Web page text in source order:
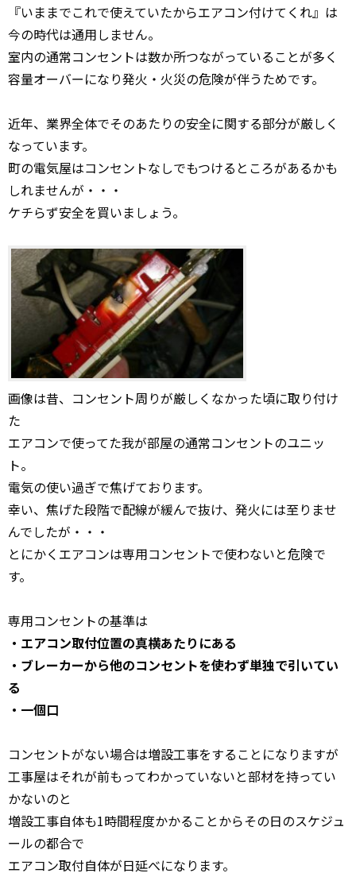
『いままでこれで使えていたからエアコン付けてくれ』は
今の時代は通用しません。
室内の通常コンセントは数か所つながっていることが多く
容量オーバーになり発火・火災の危険が伴うためです。
近年、業界全体でそのあたりの安全に関する部分が厳しく
なっています。
町の電気屋はコンセントなしでもつけるところがあるかも
しれませんが・・・
ケチらず安全を買いましょう。
画像は昔、コンセント周りが厳しくなかった頃に取り付け
た
エアコンで使ってた我が部屋の通常コンセントのユニッ
ト。
電気の使い過ぎで焦げております。
幸い、焦げた段階で配線が緩んで抜け、発火には至りませ
んでしたが・・・
とにかくエアコンは専用コンセントで使わないと危険で
す。
専用コンセントの基準は
・エアコン取付位置の真横あたりにある
・ブレーカーから他のコンセントを使わず単独で引いてい
る
・一個口
コンセントがない場合は増設工事をすることになりますが
工事屋はそれが前もってわかっていないと部材を持ってい
かないのと
増設工事自体も1時間程度かかることからその日のスケジュ
ールの都合で
エアコン取付自体が日延べになります。